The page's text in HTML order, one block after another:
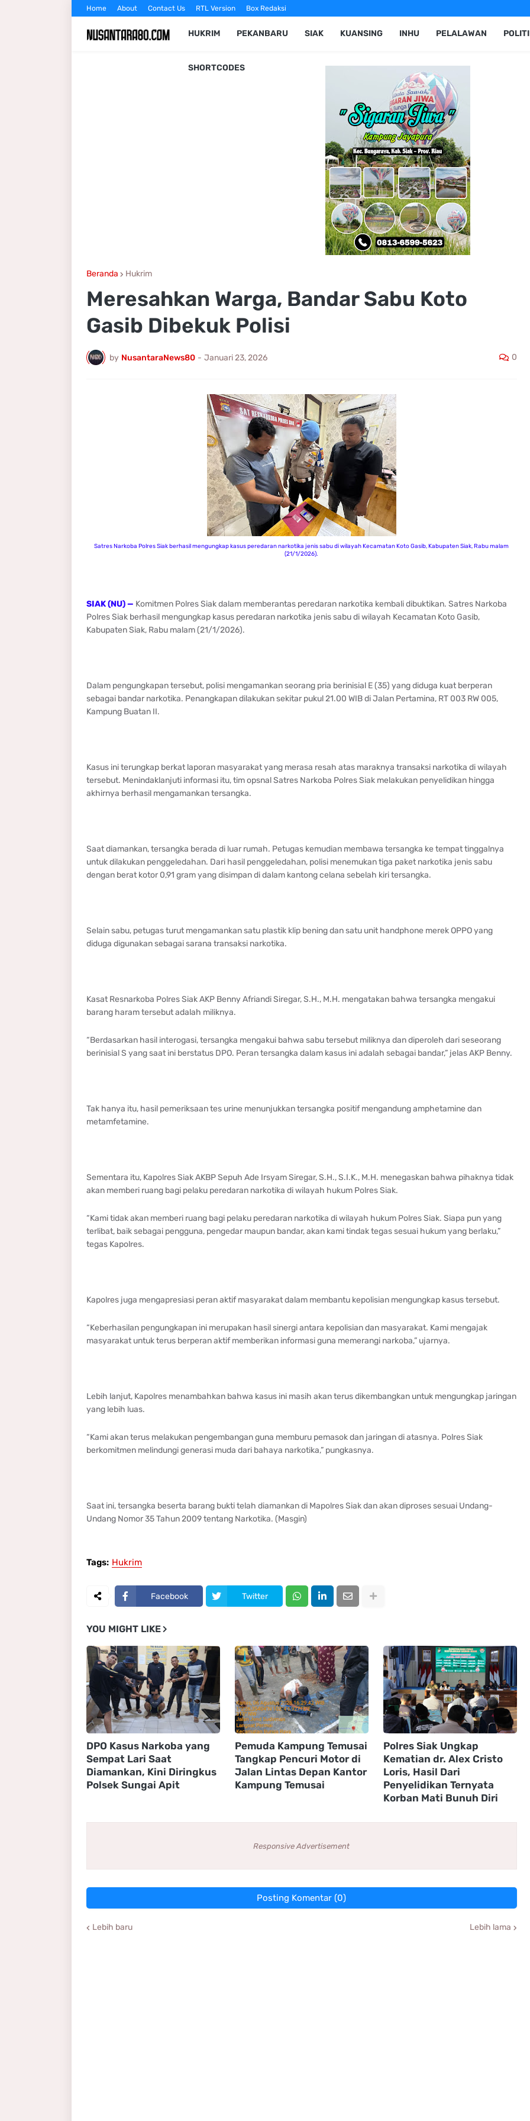
Home About Contact Us RTL Version Box Redaksi
HUKRIM PEKANBARU SIAK KUANSING INHU PELALAWAN
SHORTCODES
Beranda Hukrim
Meresahkan Warga, Bandar Sabu Koto
Gasib Dibekuk Polisi
by NusantaraNews80 - Januari 23, 2026 0
Satres Narkoba Polres Siak berhasil mengungkap kasus peredaran narkotika jenis sabu di wilayah Kecamatan Koto Gasib, Kabupaten Siak, Rabu malam
(21/1/2026).
SIAK (NU) — Komitmen Polres Siak dalam memberantas peredaran narkotika kembali dibuktikan. Satres Narkoba
Polres Siak berhasil mengungkap kasus peredaran narkotika jenis sabu di wilayah Kecamatan Koto Gasib,
Kabupaten Siak, Rabu malam (21/1/2026).
Dalam pengungkapan tersebut, polisi mengamankan seorang pria berinisial E (35) yang diduga kuat berperan
sebagai bandar narkotika. Penangkapan dilakukan sekitar pukul 21.00 WIB di Jalan Pertamina, RT 003 RW 005,
Kampung Buatan II.
Kasus ini terungkap berkat laporan masyarakat yang merasa resah atas maraknya transaksi narkotika di wilayah
tersebut. Menindaklanjuti informasi itu, tim opsnal Satres Narkoba Polres Siak melakukan penyelidikan hingga
akhirnya berhasil mengamankan tersangka.
Saat diamankan, tersangka berada di luar rumah. Petugas kemudian membawa tersangka ke tempat tinggalnya
untuk dilakukan penggeledahan. Dari hasil penggeledahan, polisi menemukan tiga paket narkotika jenis sabu
dengan berat kotor 0,91 gram yang disimpan di dalam kantong celana sebelah kiri tersangka.
Selain sabu, petugas turut mengamankan satu plastik klip bening dan satu unit handphone merek OPPO yang
diduga digunakan sebagai sarana transaksi narkotika.
Kasat Resnarkoba Polres Siak AKP Benny Afriandi Siregar, S.H., M.H. mengatakan bahwa tersangka mengakui
barang haram tersebut adalah miliknya.
“Berdasarkan hasil interogasi, tersangka mengakui bahwa sabu tersebut miliknya dan diperoleh dari seseorang
berinisial S yang saat ini berstatus DPO. Peran tersangka dalam kasus ini adalah sebagai bandar,” jelas AKP Benny.
Tak hanya itu, hasil pemeriksaan tes urine menunjukkan tersangka positif mengandung amphetamine dan
metamfetamine.
Sementara itu, Kapolres Siak AKBP Sepuh Ade Irsyam Siregar, S.H., S.I.K., M.H. menegaskan bahwa pihaknya tidak
akan memberi ruang bagi pelaku peredaran narkotika di wilayah hukum Polres Siak.
“Kami tidak akan memberi ruang bagi pelaku peredaran narkotika di wilayah hukum Polres Siak. Siapa pun yang
terlibat, baik sebagai pengguna, pengedar maupun bandar, akan kami tindak tegas sesuai hukum yang berlaku,”
tegas Kapolres.
Kapolres juga mengapresiasi peran aktif masyarakat dalam membantu kepolisian mengungkap kasus tersebut.
“Keberhasilan pengungkapan ini merupakan hasil sinergi antara kepolisian dan masyarakat. Kami mengajak
masyarakat untuk terus berperan aktif memberikan informasi guna memerangi narkoba,” ujarnya.
Lebih lanjut, Kapolres menambahkan bahwa kasus ini masih akan terus dikembangkan untuk mengungkap jaringan
yang lebih luas.
“Kami akan terus melakukan pengembangan guna memburu pemasok dan jaringan di atasnya. Polres Siak
berkomitmen melindungi generasi muda dari bahaya narkotika,” pungkasnya.
Saat ini, tersangka beserta barang bukti telah diamankan di Mapolres Siak dan akan diproses sesuai Undang-
Undang Nomor 35 Tahun 2009 tentang Narkotika. (Masgin)
Tags: Hukrim
Facebook Twitter
YOU MIGHT LIKE
DPO Kasus Narkoba yang
Sempat Lari Saat
Diamankan, Kini Diringkus
Polsek Sungai Apit
Pemuda Kampung Temusai
Tangkap Pencuri Motor di
Jalan Lintas Depan Kantor
Kampung Temusai
Polres Siak Ungkap
Kematian dr. Alex Cristo
Loris, Hasil Dari
Penyelidikan Ternyata
Korban Mati Bunuh Diri
Responsive Advertisement
Posting Komentar (0)
Lebih baru Lebih lama